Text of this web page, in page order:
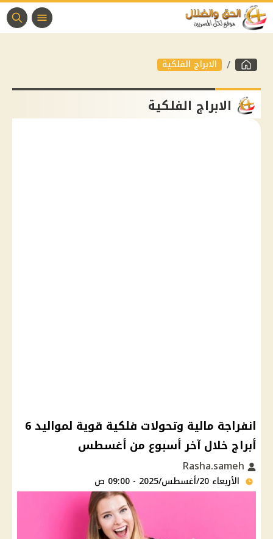
الابراج الفلكية
الابراج الفلكية
انفراجة مالية وتحولات فلكية قوية لمواليد 6
أبراج خلال آخر أسبوع من أغسطس
الأربعاء 20/أغسطس/2025 - 09:00 ص